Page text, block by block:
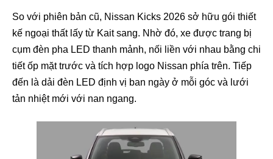
So với phiên bản cũ, Nissan Kicks 2026 sở hữu gói thiết
kế ngoại thất lấy từ Kait sang. Nhờ đó, xe được trang bị
cụm đèn pha LED thanh mảnh, nối liền với nhau bằng chi
tiết ốp mặt trước và tích hợp logo Nissan phía trên. Tiếp
đến là dải đèn LED định vị ban ngày ở mỗi góc và lưới
tản nhiệt mới với nan ngang.